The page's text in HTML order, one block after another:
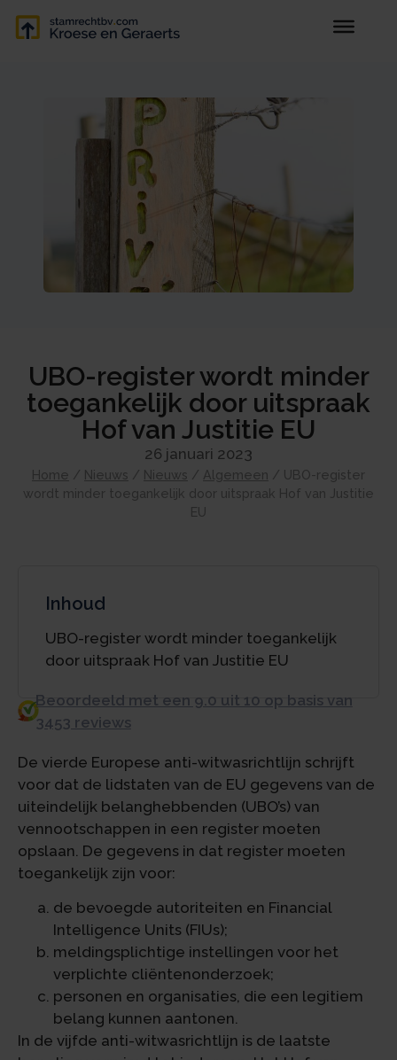
UBO-register wordt minder
toegankelijk door uitspraak
Hof van Justitie EU
26 januari 2023
Home / Nieuws / Nieuws / Algemeen / UBO-register
wordt minder toegankelijk door uitspraak Hof van Justitie
EU
Inhoud
UBO-register wordt minder toegankelijk
door uitspraak Hof van Justitie EU
Beoordeeld met een 9.0 uit 10 op basis van
3453 reviews
De vierde Europese anti-witwasrichtlijn schrijft
voor dat de lidstaten van de EU gegevens van de
uiteindelijk belanghebbenden (UBO’s) van
vennootschappen in een register moeten
opslaan. De gegevens in dat register moeten
toegankelijk zijn voor:
de bevoegde autoriteiten en Financial
Intelligence Units (FIUs);
meldingsplichtige instellingen voor het
verplichte cliëntenonderzoek;
personen en organisaties, die een legitiem
belang kunnen aantonen.
In de vijfde anti-witwasrichtlijn is de laatste